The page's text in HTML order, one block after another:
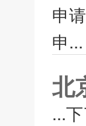
申
申...
北
...